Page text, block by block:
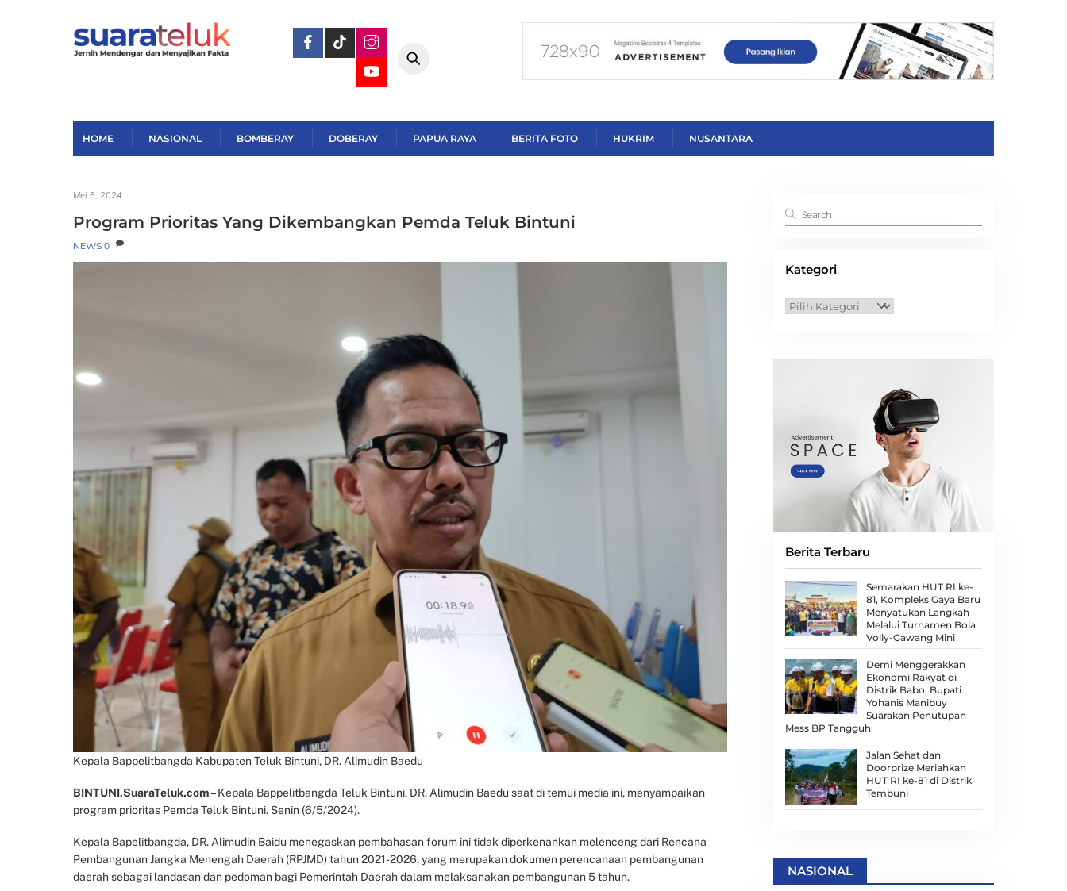
HOME NASIONAL BOMBERAY DOBERAY PAPUA RAYA BERITA FOTO HUKRIM NUSANTARA
Mei 6, 2024
Program Prioritas Yang Dikembangkan Pemda Teluk Bintuni
NEWS 0
Kepala Bappelitbangda Kabupaten Teluk Bintuni, DR. Alimudin Baedu
BINTUNI,SuaraTeluk.com– Kepala Bappelitbangda Teluk Bintuni, DR. Alimudin Baedu saat di temui media ini, menyampaikan
program prioritas Pemda Teluk Bintuni. Senin (6/5/2024).
Kepala Bapelitbangda, DR. Alimudin Baidu menegaskan pembahasan forum ini tidak diperkenankan melenceng dari Rencana
Pembangunan Jangka Menengah Daerah (RPJMD) tahun 2021-2026, yang merupakan dokumen perencanaan pembangunan
daerah sebagai landasan dan pedoman bagi Pemerintah Daerah dalam melaksanakan pembangunan 5 tahun.
Kategori
Kategori
Berita Terbaru
Semarakan HUT RI ke-
81, Kompleks Gaya Baru
Menyatukan Langkah
Melalui Turnamen Bola
Volly-Gawang Mini
Demi Menggerakkan
Ekonomi Rakyat di
Distrik Babo, Bupati
Yohanis Manibuy
Suarakan Penutupan
Mess BP Tangguh
Jalan Sehat dan
Doorprize Meriahkan
HUT RI ke-81 di Distrik
Tembuni
NASIONAL